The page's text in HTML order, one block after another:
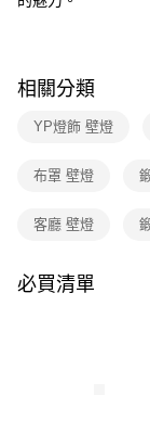
１．簡單：不需註冊
【「AFTEE先享後付
１．於結帳方式選擇
結帳頁面，進行簡
ATM／網路銀行／
購買商品的店家。
是否繳費成功／繳費
客戶支援中心」
每筆NT$180，滿
相關分類
YP燈飾 壁燈
布罩 壁燈
客廳 壁燈
必買清單